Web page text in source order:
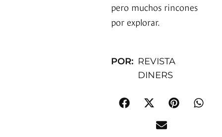
pero muchos rincones
por explorar.
POR: REVISTA
DINERS